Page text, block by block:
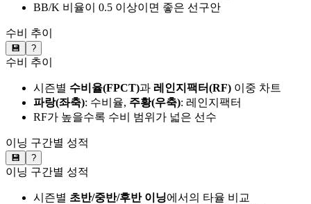
BB/K 비율이 0.5 이상이면 좋은 선구안
수비 추이
💾 ?
수비 추이
시즌별 수비율(FPCT)과 레인지팩터(RF) 이중 차트
파랑(좌축): 수비율, 주황(우축): 레인지팩터
RF가 높을수록 수비 범위가 넓은 선수
이닝 구간별 성적
💾 ?
이닝 구간별 성적
시즌별 초반/중반/후반 이닝에서의 타율 비교